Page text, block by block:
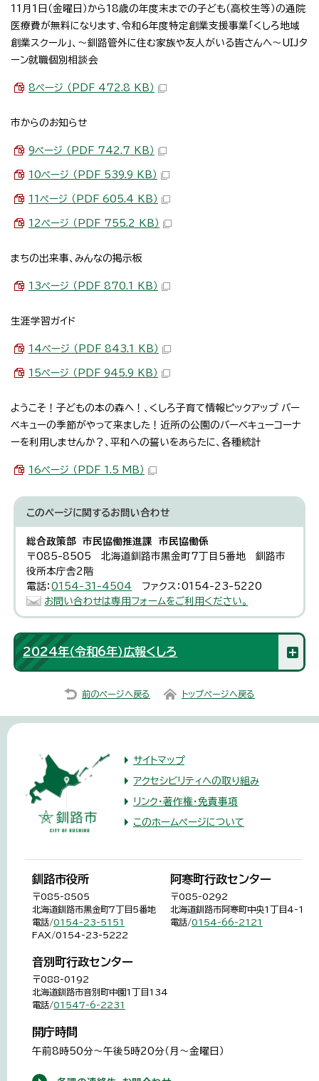
11月1日（金曜日）から18歳の年度末までの子ども（高校生等）の通院
医療費が無料になります、令和6年度特定創業支援事業「くしろ地域
創業スクール」、～釧路管外に住む家族や友人がいる皆さんへ～UIJタ
ーン就職個別相談会
8ページ （PDF 472.8 KB）
市からのお知らせ
9ページ （PDF 742.7 KB）
10ページ （PDF 539.9 KB）
11ページ （PDF 605.4 KB）
12ページ （PDF 755.2 KB）
まちの出来事、みんなの掲示板
13ページ （PDF 870.1 KB）
生涯学習ガイド
14ページ （PDF 843.1 KB）
15ページ （PDF 945.9 KB）
ようこそ！子どもの本の森へ！、くしろ子育て情報ピックアップ バー
ベキューの季節がやって来ました！近所の公園のバーベキューコーナ
ーを利用しませんか？、平和への誓いをあらたに、各種統計
16ページ （PDF 1.5 MB）
このページに関するお問い合わせ
総合政策部 市民協働推進課 市民協働係
〒085-8505 北海道釧路市黒金町7丁目5番地 釧路市
役所本庁舎2階
電話：0154-31-4504
ファクス：0154-23-5220
お問い合わせは専用フォームをご利用ください。
2024年（令和6年）広報くしろ
前のページへ戻る トップページへ戻る
サイトマップ
アクセシビリティへの取り組み
リンク・著作権・免責事項
このホームページについて
釧路市役所
〒085-8505
北海道釧路市黒金町7丁目5番地
電話/0154-23-5151
FAX/0154-23-5222
阿寒町行政センター
〒085-0292
北海道釧路市阿寒町中央1丁目4-1
電話/0154-66-2121
音別町行政センター
〒088-0192
北海道釧路市音別町中園1丁目134
電話/01547-6-2231
開庁時間
午前8時50分～午後5時20分（月～金曜日）